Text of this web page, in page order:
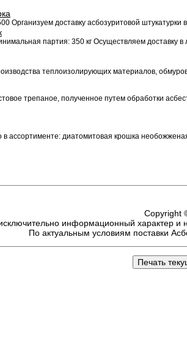
Организуем доставку асбозуритовой
партия: 350 кг Осуществляем доставку
теплоизолирующих материалов,
трепаное, полученное путем обработки
в ассортименте: диатомитовая крошка
Copyright
информационный характер и
По актуальным условиям поставки